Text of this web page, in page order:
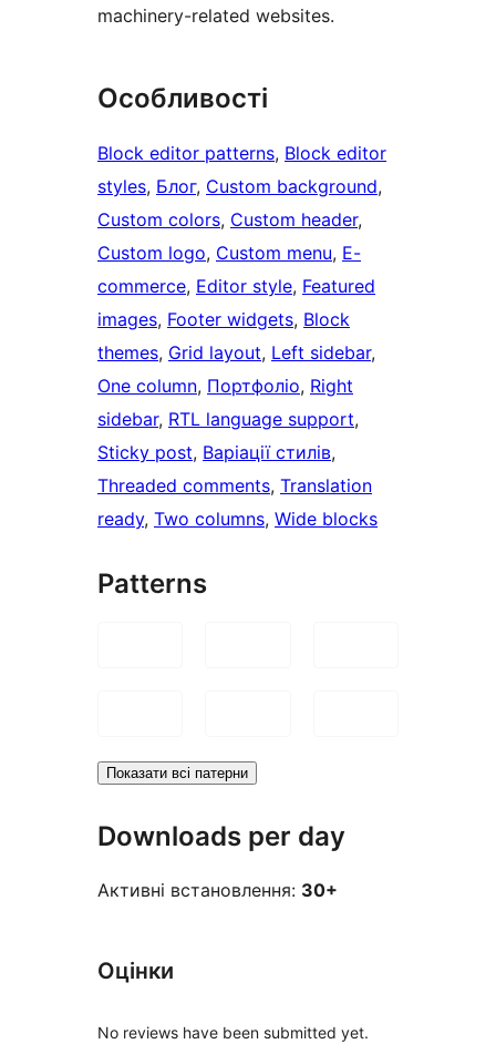
machinery-related websites.
Особливості
Block editor patterns, Block editor
styles, Блог, Custom background
Custom colors, Custom header
Custom logo, Custom menu, E-
commerce, Editor style, Featured
images, Footer widgets, Block
themes, Grid layout, Left sidebar
One column, Портфоліо, Right
sidebar, RTL language support
Sticky post, Варіації стилів
Threaded comments, Translation
ready, Two columns, Wide blocks
Patterns
Показати всі патерни
Downloads per day
Активні встановлення: 30+
Оцінки
No reviews have been submitted yet.